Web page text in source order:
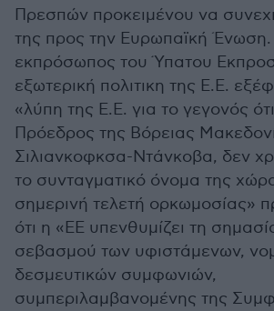
Πρεσπών προκειμένου να
της προς την Ευρωπαϊκή
εκπρόσωπος του Ύπατου
εξωτερική πολιτικη της Ε.Ε.
«λύπη της Ε.Ε. για το γεγονός
Πρόεδρος της Βόρειας
Σιλιανκοφκσα-Ντάνκοβα, δεν
το συνταγματικό όνομα της
σημερινή τελετή ορκωμοσίας»
ότι η «ΕΕ υπενθυμίζει τη
σεβασμού των υφιστάμενων,
δεσμευτικών συμφωνιών,
συμπεριλαμβανομένης της